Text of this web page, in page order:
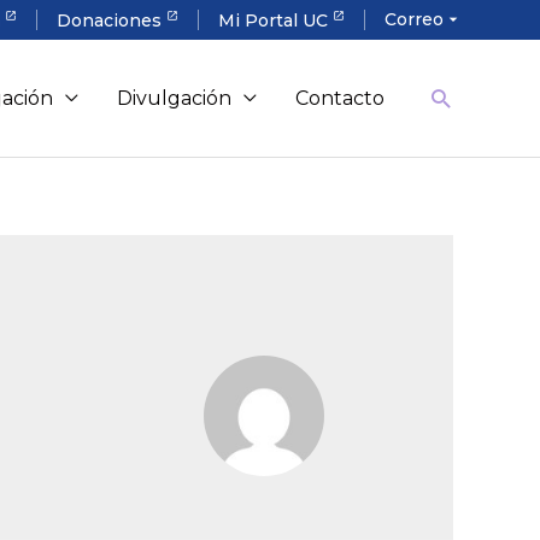
Donaciones Mi Portal UC Correo arrow_drop_down
Divulgación Contacto